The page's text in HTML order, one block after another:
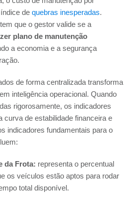
de quebras inesperadas.
que o gestor valide se a
plano de manutenção
a economia e a segurança
de forma centralizada transforma
inteligência operacional. Quando
rigorosamente, os indicadores
curva de estabilidade financeira e
indicadores fundamentais para o
da Frota: representa o percentual
os veículos estão aptos para rodar
total disponível.